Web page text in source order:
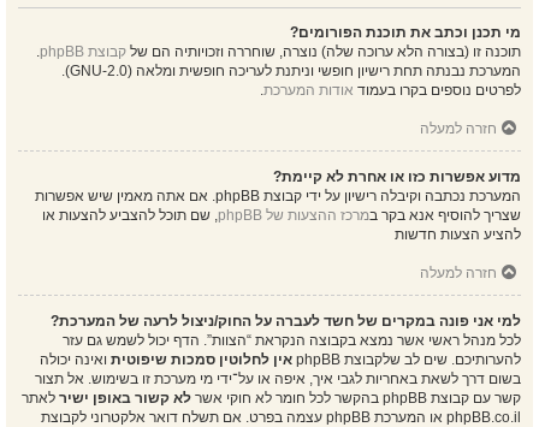
מי תכנן וכתב את תוכנת הפורומים?
תוכנה זו (בצורה הלא ערוכה שלה) נוצרה, שוחררה וזכויותיה הם של קבוצת phpBB
.
המערכת נבנתה תחת רישיון חופשי וניתנת לעריכה חופשית ומלאה (GNU-2.0).
לפרטים נוספים בקרו בעמוד אודות המערכת.
חזרה למעלה
מדוע אפשרות כזו או אחרת לא קיימת?
המערכת נכתבה וקיבלה רישיון על ידי קבוצת phpBB. אם אתה מאמין שיש אפשרות
שצריך להוסיף אנא בקר במרכז ההצעות של phpBB
, שם תוכל להצביע להצעות או
להציע הצעות חדשות
חזרה למעלה
למי אני פונה במקרים של חשד לעברה על החוק/ניצול לרעה של המערכת?
לכל מנהל ראשי אשר נמצא בקבוצה הנקראת “הצוות”. הדף יכול לשמש גם עזר
להערותיכם. שים לב שלקבוצת phpBB
אין לחלוטין סמכות שיפוטית ואינה יכולה
בשום דרך לשאת באחריות לגבי איך, איפה או על־ידי מי מערכת זו בשימוש. אל תצור
קשר עם קבוצת phpBB בהקשר לכל חומר לא חוקי אשר
לא קשור באופן ישיר לאתר
phpBB.co.il או המערכת phpBB עצמה בפרט. אם תשלח דואר אלקטרוני לקבוצת